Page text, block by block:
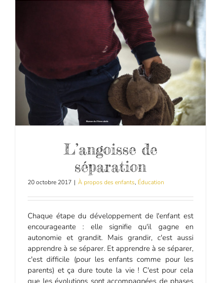
L’angoisse de
séparation
20 octobre 2017 | À propos des enfants, Éducation
Chaque étape du développement de l'enfant est
encourageante : elle signifie qu'il gagne en
autonomie et grandit. Mais grandir, c'est aussi
apprendre à se séparer. Et apprendre à se séparer,
c'est difficile (pour les enfants comme pour les
parents) et ça dure toute la vie ! C'est pour cela